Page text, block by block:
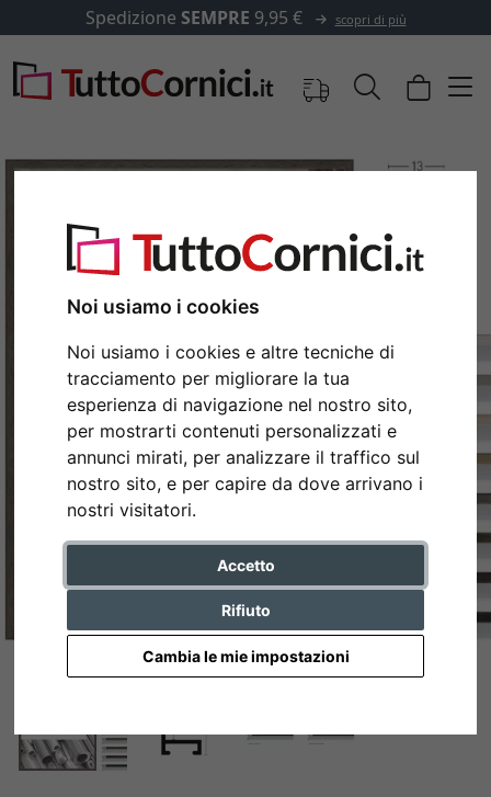
Noi usiamo i cookies
Noi usiamo i cookies e altre tecniche di
tracciamento per migliorare la tua
esperienza di navigazione nel nostro sito,
per mostrarti contenuti personalizzati e
annunci mirati, per analizzare il traffico sul
nostro sito, e per capire da dove arrivano i
nostri visitatori.
Accetto
Rifiuto
Cambia le mie impostazioni
SEMPRE9,95 € scopri di più
Indietro